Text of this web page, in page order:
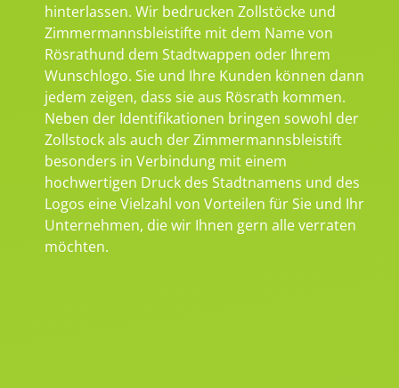
hinterlassen. Wir bedrucken Zollstöcke und
Zimmermannsbleistifte mit dem Name von
Rösrathund dem Stadtwappen oder Ihrem
Wunschlogo. Sie und Ihre Kunden können dann
jedem zeigen, dass sie aus Rösrath kommen.
Neben der Identifikationen bringen sowohl der
Zollstock als auch der Zimmermannsbleistift
besonders in Verbindung mit einem
hochwertigen Druck des Stadtnamens und des
Logos eine Vielzahl von Vorteilen für Sie und Ihr
Unternehmen, die wir Ihnen gern alle verraten
möchten.